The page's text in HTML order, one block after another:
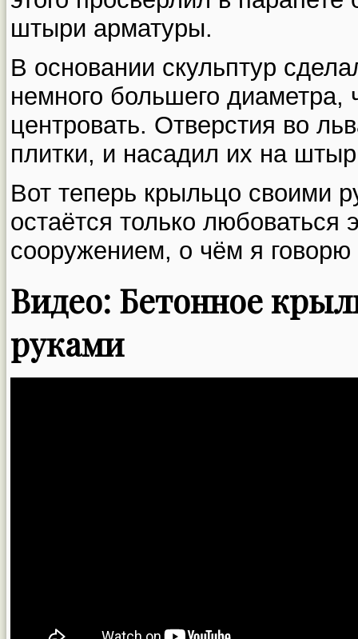
штыри арматуры.
В основании скульптур
немного большего
центровать. Отверстия во
плитки, и насадил их на
Вот теперь крыльцо своими
остаётся только любоваться
сооружением, о чём я
Видео: Бетонное
руками